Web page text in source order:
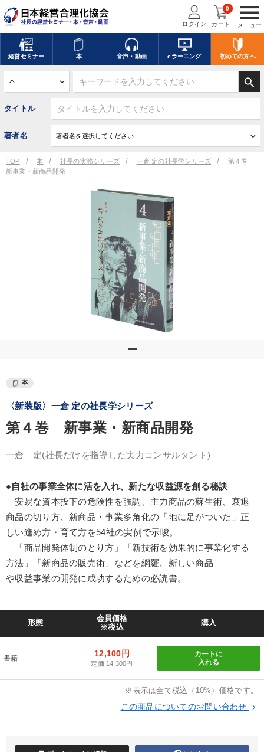
menu
メニュー
ログイン カート
0
経営セミナー 本 音声・動画 eラーニング 初めての方へ
search
タイトル
著者名
TOP 本 社長の実務シリーズ 一倉 定の社長学シリーズ
第４巻
新事業・新商品開発
本
〈新装版〉一倉 定の社長学シリーズ
第４巻 新事業・新商品開発
一倉 定(社長だけを指導した実力コンサルタント)
●自社の事業全体に活を入れ、新たな収益源を創る秘訣
安易な資本投下の危険性を強調、主力商品の蘇生術、衰退
商品の切り方、新商品・事業多角化の「地に足がついた」正
しい進め方・育て方を54社の実例で示唆。
「商品開発体制のとり方」「新技術を効果的に事業化する
方法」「新商品の販売術」などを網羅、新しい商品
や収益事業の開発に成功するための必読書。
形態
会員価格
※税込
購入
書籍 12,100円
定価 14,300円
カートに
入れる
※表示は全て税込（10%）価格です。
この商品についてのお問い合わせ keyboard_arrow_right